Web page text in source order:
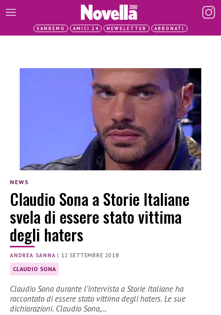
SANREMO AMICI 24 NEWSLETTER ABBONATI
NEWS
Claudio Sona a Storie Italiane
svela di essere stato vittima
degli haters
ANDREA SANNA | 12 SETTEMBRE 2018
CLAUDIO SONA
Claudio Sona durante l’intervista a Storie Italiane ha
raccontato di essere stato vittima degli haters. Le sue
dichiarazioni. Claudio Sona,…